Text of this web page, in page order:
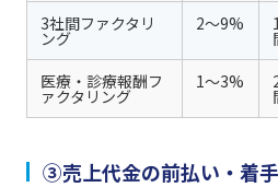
3社間ファクタリ
ング
2〜9%
医療・診療報酬フ
ァクタリング
1〜3%
③売上代金の前払い・着